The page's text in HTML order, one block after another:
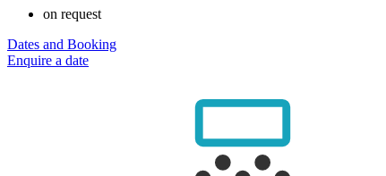
on request
Dates and Booking
Enquire a date